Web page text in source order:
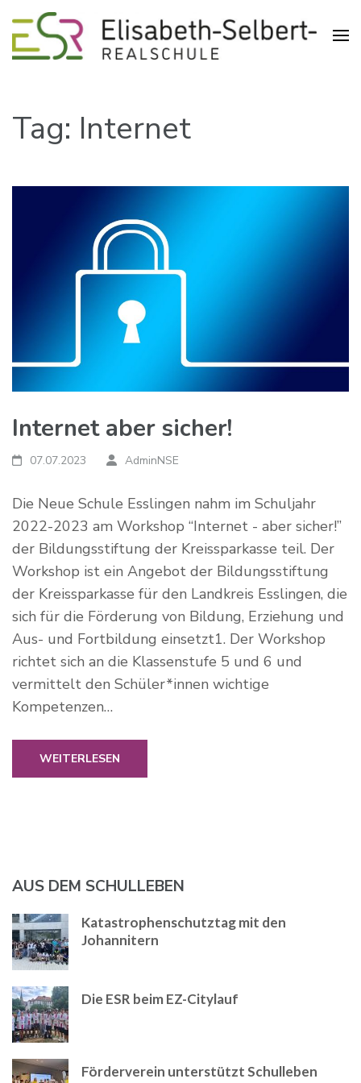
Tag: Internet
Internet aber sicher!
07.07.2023 AdminNSE
Die Neue Schule Esslingen nahm im Schuljahr
2022-2023 am Workshop “Internet - aber sicher!”
der Bildungsstiftung der Kreissparkasse teil. Der
Workshop ist ein Angebot der Bildungsstiftung
der Kreissparkasse für den Landkreis Esslingen, die
sich für die Förderung von Bildung, Erziehung und
Aus- und Fortbildung einsetzt1. Der Workshop
richtet sich an die Klassenstufe 5 und 6 und
vermittelt den Schüler*innen wichtige
Kompetenzen…
WEITERLESEN
AUS DEM SCHULLEBEN
Katastrophenschutztag mit den
Johannitern
Die ESR beim EZ-Citylauf
Förderverein unterstützt Schulleben